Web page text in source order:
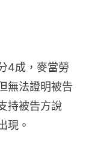
4成，麥當勞
無法證明被告
持被告方說
現。